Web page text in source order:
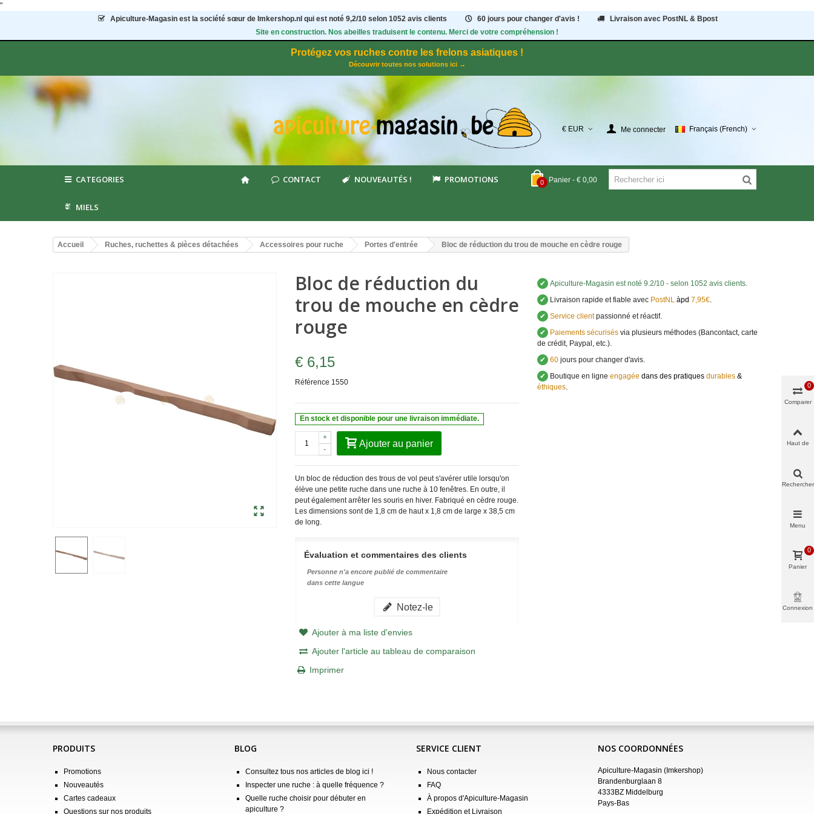
"
Apiculture-Magasin est la société sœur de Imkershop.nl qui est noté 9,2/10 selon 1052avis clients 60 jours pour changer d'avis !
Livraison avec PostNL & Bpost
Site en construction. Nos abeilles traduisent le contenu. Merci de votre compréhension !
Protégez vos ruches contre les frelons asiatiques !
Découvrir toutes nos solutions ici →
€ EUR Me connecter Français (French)
0 Panier - € 0,00
CATEGORIES CONTACT NOUVEAUTÉS ! PROMOTIONS
MIELS
Accueil Ruches, ruchettes & pièces détachées Accessoires pour ruche Portes d'entrée Bloc de réduction du trou de mouche en cèdre rouge
Bloc de réduction du
trou de mouche en cèdre
rouge
€ 6,15
Référence 1550
En stock et disponible pour une livraison immédiate.
-
+
Ajouter au panier
Un bloc de réduction des trous de vol peut s'avérer utile lorsqu'on
élève une petite ruche dans une ruche à 10 fenêtres. En outre, il
peut également arrêter les souris en hiver. Fabriqué en cèdre rouge.
Les dimensions sont de 1,8 cm de haut x 1,8 cm de large x 38,5 cm
de long.
Évaluation et commentaires des clients
Personne n'a encore publié de commentaire
dans cette langue
Notez-le
Ajouter à ma liste d'envies
Ajouter l'article au tableau de comparaison
Imprimer
✔ Apiculture-Magasin est noté 9.2/10 - selon 1052 avis clients.
✔ Livraison rapide et fiable avecPostNL àpd 7,95€.
✔ Service clientpassionné et réactif.
✔ Paiements sécurisésvia plusieurs méthodes (Bancontact, carte
de crédit, Paypal, etc.).
✔ 60jours pour changer d'avis.
✔ Boutique en ligne engagée dans des pratiques durables&
éthiques.
PRODUITS
Promotions
Nouveautés
Cartes cadeaux
Questions sur nos produits
BLOG
Consultez tous nos articles de blog ici !
Inspecter une ruche : à quelle fréquence ?
Quelle ruche choisir pour débuter en
apiculture ?
SERVICE CLIENT
Nous contacter
FAQ
À propos d'Apiculture-Magasin
Expédition et Livraison
NOS COORDONNÉES
Apiculture-Magasin (Imkershop)
Brandenburglaan 8
4333BZ Middelburg
Pays-Bas
Comparer
0
Haut de
Rechercher
Menu
Panier
0
Connexion